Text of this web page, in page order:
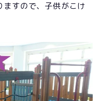
すので、子供がこけ